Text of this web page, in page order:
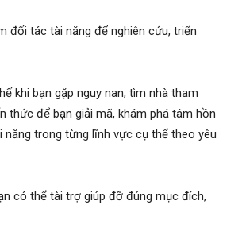
đối tác tài năng để nghiên cứu, triển
khi bạn gặp nguy nan, tìm nhà tham
thức để bạn giải mã, khám phá tâm hồn
trong từng lĩnh vực cụ thể theo yêu
có thể tài trợ giúp đỡ đúng mục đích,